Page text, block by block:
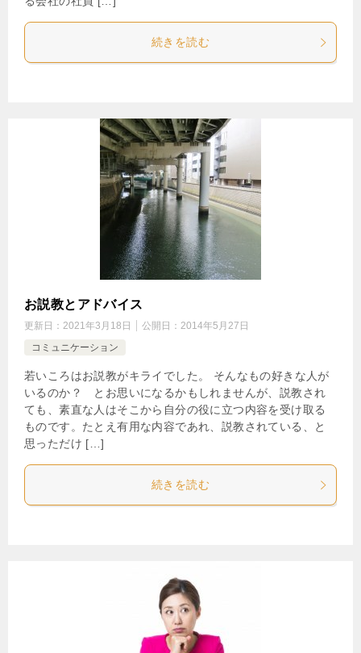
続きを読む
お説教とアドバイス
更新日： 2021年3月18日 公開日： 2014年5月27日
コミュニケーション
若いころはお説教がキライでした。 そんなもの好きな人が
いるのか？ とお思いになるかもしれませんが、説教され
ても、素直な人はそこから自分の役に立つ内容を受け取る
ものです。たとえ有用な内容であれ、説教されている、と
思っただけ […]
続きを読む